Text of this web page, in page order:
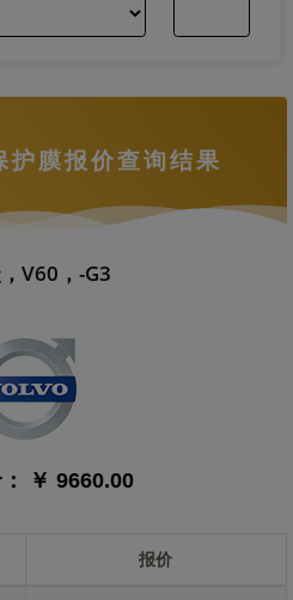
护膜报价查询结果
V60，-G3
￥ 9660.00
报价